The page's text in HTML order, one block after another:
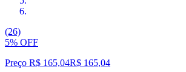
(26)
5% OFF
Preço R$ 165,04R$ 165,04